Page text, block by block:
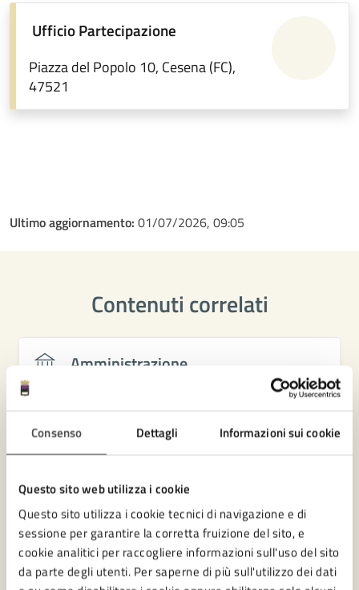
Consenso Dettagli Informazioni sui cookie
Questo sito web utilizza i cookie
Questo sito utilizza i cookie tecnici di navigazione e di
sessione per garantire la corretta fruizione del sito, e
cookie analitici per raccogliere informazioni sull'uso del sito
da parte degli utenti. Per saperne di più sull'utilizzo dei dati
Ufficio Partecipazione
Piazza del Popolo 10, Cesena (FC),
47521
Ultimo aggiornamento: 01/07/2026, 09:05
Contenuti correlati
Amministrazione
Settore Servizi amministrativi, Partecipazione e
Patrimonio